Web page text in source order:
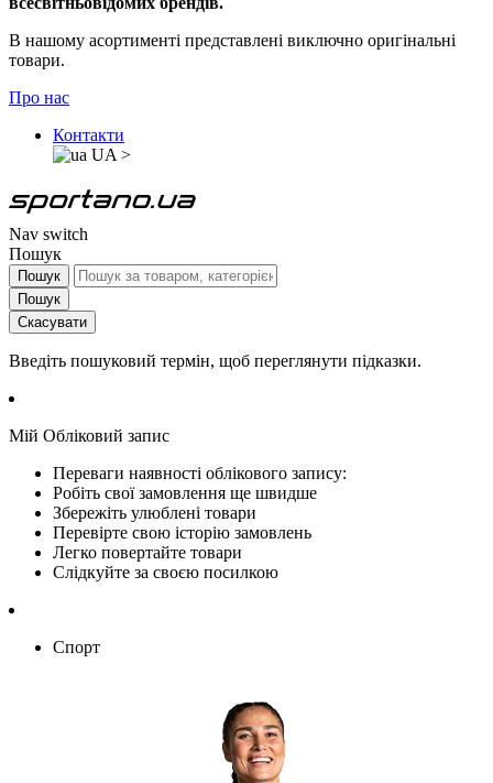
В нашому асортименті представлені виключно оригінальні
товари.
Про нас
Контакти
UA >
Nav switch
Пошук
Пошук
Пошук
Скасувати
Введіть пошуковий термін, щоб переглянути підказки.
Мій Обліковий запис
Переваги наявності облікового запису:
Робіть свої замовлення ще швидше
Збережіть улюблені товари
Перевірте свою історію замовлень
Легко повертайте товари
Слідкуйте за своєю посилкою
Спорт